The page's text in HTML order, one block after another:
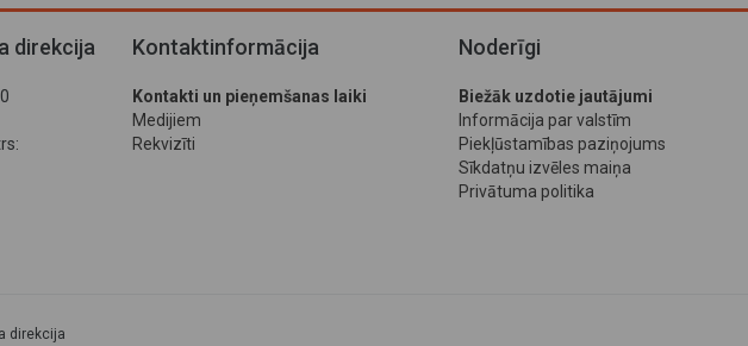
direkcija Kontaktinformācija
Kontakti un pieņemšanas laiki
Medijiem
Rekvizīti
Noderīgi
Biežāk uzdotie jautājumi
Informācija par valstīm
Piekļūstamības paziņojums
Sīkdatņu izvēles maiņa
Privātuma politika
direkcija